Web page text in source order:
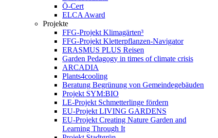
Ö-Cert
ELCA Award
Projekte
FFG-Projekt Klimagärten³
FFG-Projekt Kletterpflanzen-Navigator
ERASMUS PLUS Reisen
Garden Pedagogy in times of climate crisis
ARCADIA
Plants4cooling
Beratung Begrünung von Gemeindegebäuden
Projekt SYM:BIO
LE-Projekt Schmetterlinge fördern
EU-Projekt LIVING GARDENS
EU-Projekt Creating Nature Garden and
Learning Through It